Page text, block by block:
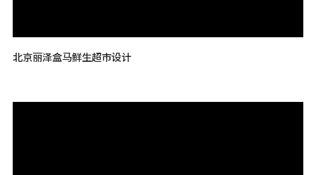
北京丽泽盒马鲜生超市设计